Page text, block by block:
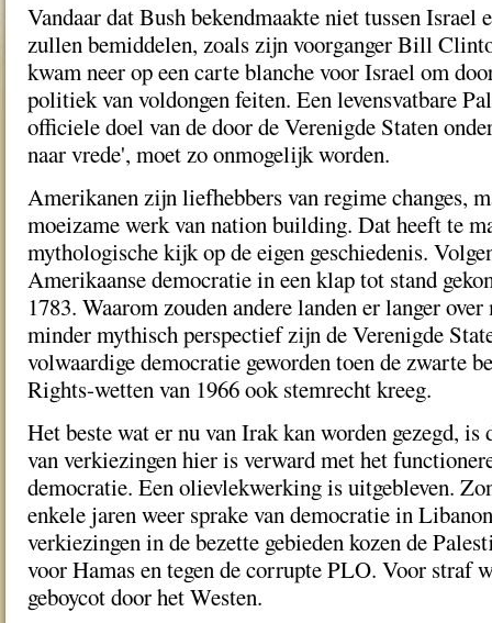
Vandaar dat Bush bekendmaakte niet tussen Israel
zullen bemiddelen, zoals zijn voorganger Bill
kwam neer op een carte blanche voor Israel om
politiek van voldongen feiten. Een levensvatbare
officiele doel van de door de Verenigde Staten
naar vrede', moet zo onmogelijk worden.
Amerikanen zijn liefhebbers van regime changes,
moeizame werk van nation building. Dat heeft te
mythologische kijk op de eigen geschiedenis.
Amerikaanse democratie in een klap tot stand
1783. Waarom zouden andere landen er langer
minder mythisch perspectief zijn de Verenigde
volwaardige democratie geworden toen de zwarte
Rights-wetten van 1966 ook stemrecht kreeg.
Het beste wat er nu van Irak kan worden gezegd, is
van verkiezingen hier is verward met het
democratie. Een olievlekwerking is uitgebleven.
enkele jaren weer sprake van democratie in
verkiezingen in de bezette gebieden kozen de
voor Hamas en tegen de corrupte PLO. Voor straf
geboycot door het Westen.